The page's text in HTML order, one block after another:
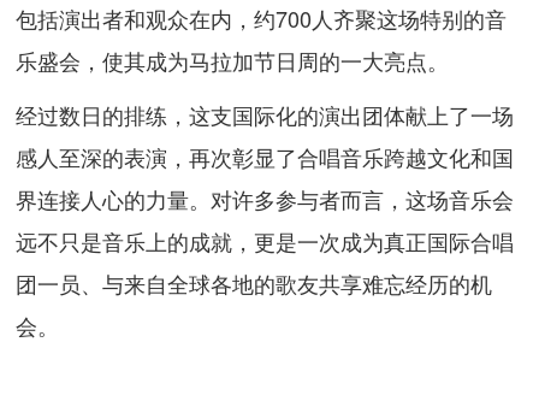
包括演出者和观众在内，约700人齐聚这场特别的音
乐盛会，使其成为马拉加节日周的一大亮点。
经过数日的排练，这支国际化的演出团体献上了一场
感人至深的表演，再次彰显了合唱音乐跨越文化和国
界连接人心的力量。对许多参与者而言，这场音乐会
远不只是音乐上的成就，更是一次成为真正国际合唱
团一员、与来自全球各地的歌友共享难忘经历的机
会。